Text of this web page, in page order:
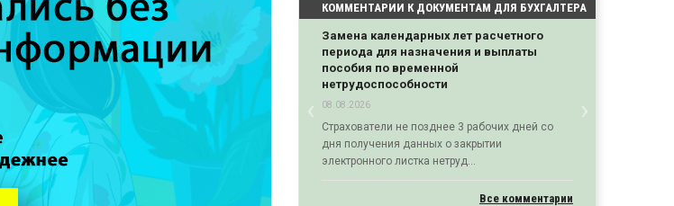
КОММЕНТАРИИ К ДОКУМЕНТАМ ДЛЯ БУХГАЛТЕРА
Замена календарных лет расчетного
периода для назначения и выплаты
пособия по временной
нетрудоспособности
08.08.2026
Страхователи не позднее 3 рабочих дней со
дня получения данных о закрытии
электронного листка нетруд...
‹Previous ›Next
Все комментарии